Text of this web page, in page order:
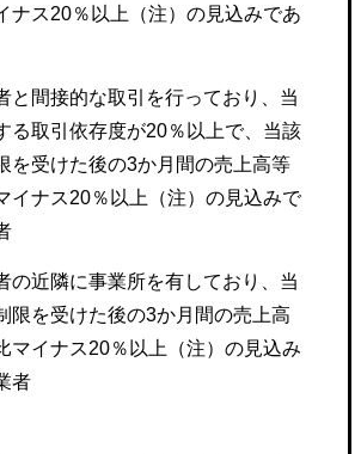
ナス20％以上（注）の見込みであ
と間接的な取引を行っており、当
る取引依存度が20％以上で、当該
を受けた後の3か月間の売上高等
イナス20％以上（注）の見込みで
の近隣に事業所を有しており、当
限を受けた後の3か月間の売上高
マイナス20％以上（注）の見込み
者